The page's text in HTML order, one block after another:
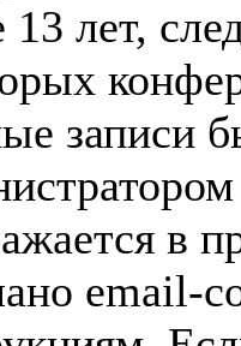
13 лет,
записи
в
email-